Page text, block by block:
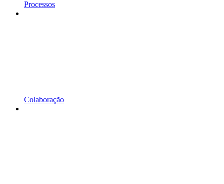
Processos
Colaboração